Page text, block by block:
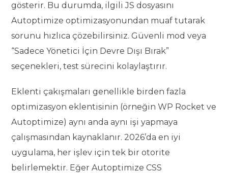
gösterir. Bu durumda, ilgili JS dosyasını
Autoptimize optimizasyonundan muaf tutarak
sorunu hızlıca çözebilirsiniz. Güvenli mod veya
“Sadece Yönetici İçin Devre Dışı Bırak”
seçenekleri, test sürecini kolaylaştırır.
Eklenti çakışmaları genellikle birden fazla
optimizasyon eklentisinin (örneğin WP Rocket ve
Autoptimize) aynı anda aynı işi yapmaya
çalışmasından kaynaklanır. 2026’da en iyi
uygulama, her işlev için tek bir otorite
belirlemektir. Eğer Autoptimize CSS